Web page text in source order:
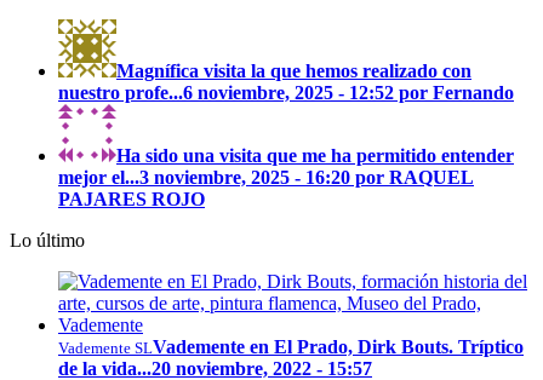
Magnífica visita la que hemos realizado con
nuestro profe...6 noviembre, 2025 - 12:52 por Fernando
Ha sido una visita que me ha permitido entender
mejor el...3 noviembre, 2025 - 16:20 por RAQUEL
PAJARES ROJO
Lo último
Vademente SLVademente en El Prado, Dirk Bouts. Tríptico
de la vida...20 noviembre, 2022 - 15:57